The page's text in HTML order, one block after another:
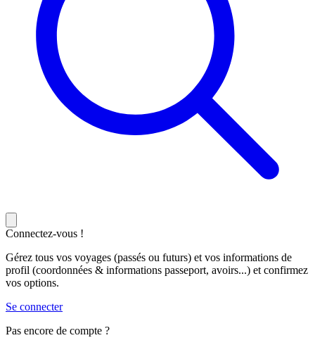
Connectez-vous !
Gérez tous vos voyages (passés ou futurs) et vos informations de
profil (coordonnées & informations passeport, avoirs...) et confirmez
vos options.
Se connecter
Pas encore de compte ?